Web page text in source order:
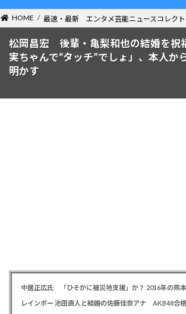
ン
ツ
ー
シ
HOME 最速・最新 エンタメ芸能ニュースコレクト
松岡昌宏 後輩・亀梨和也の結婚を祝
実ちゃんで“タッチ”でしょ」、本人か
明かす